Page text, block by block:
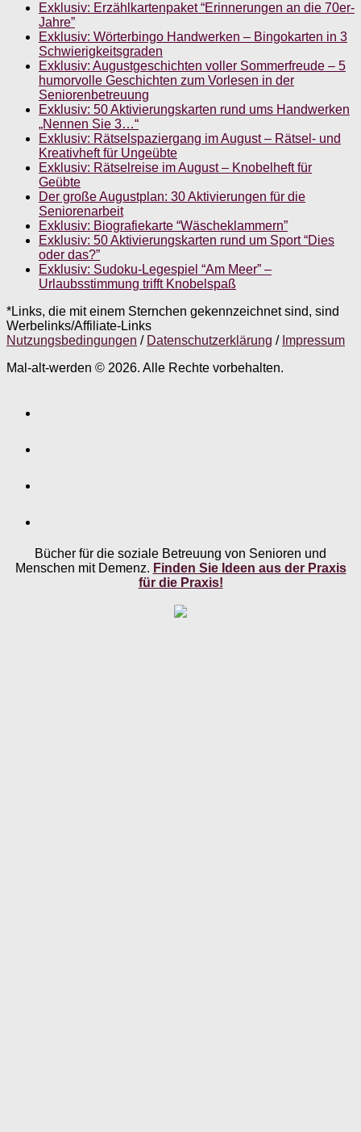
Exklusiv: Erzählkartenpaket “Erinnerungen an die 70er-
Jahre”
Exklusiv: Wörterbingo Handwerken – Bingokarten in 3
Schwierigkeitsgraden
Exklusiv: Augustgeschichten voller Sommerfreude – 5
humorvolle Geschichten zum Vorlesen in der
Seniorenbetreuung
Exklusiv: 50 Aktivierungskarten rund ums Handwerken
„Nennen Sie 3…“
Exklusiv: Rätselspaziergang im August – Rätsel- und
Kreativheft für Ungeübte
Exklusiv: Rätselreise im August – Knobelheft für
Geübte
Der große Augustplan: 30 Aktivierungen für die
Seniorenarbeit
Exklusiv: Biografiekarte “Wäscheklammern”
Exklusiv: 50 Aktivierungskarten rund um Sport “Dies
oder das?”
Exklusiv: Sudoku-Legespiel “Am Meer” –
Urlaubsstimmung trifft Knobelspaß
*Links, die mit einem Sternchen gekennzeichnet sind, sind
Werbelinks/Affiliate-Links
Nutzungsbedingungen / Datenschutzerklärung / Impressum
Mal-alt-werden © 2026. Alle Rechte vorbehalten.
Bücher für die soziale Betreuung von Senioren und
Menschen mit Demenz. Finden Sie Ideen aus der Praxis
für die Praxis!